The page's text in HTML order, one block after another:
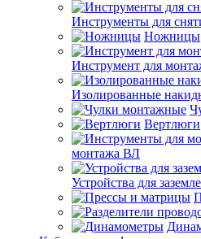
Инструменты для
Ножницы
Инструмент для
Изолированные
Вертлюги
монтажа ВЛ
Устройства для